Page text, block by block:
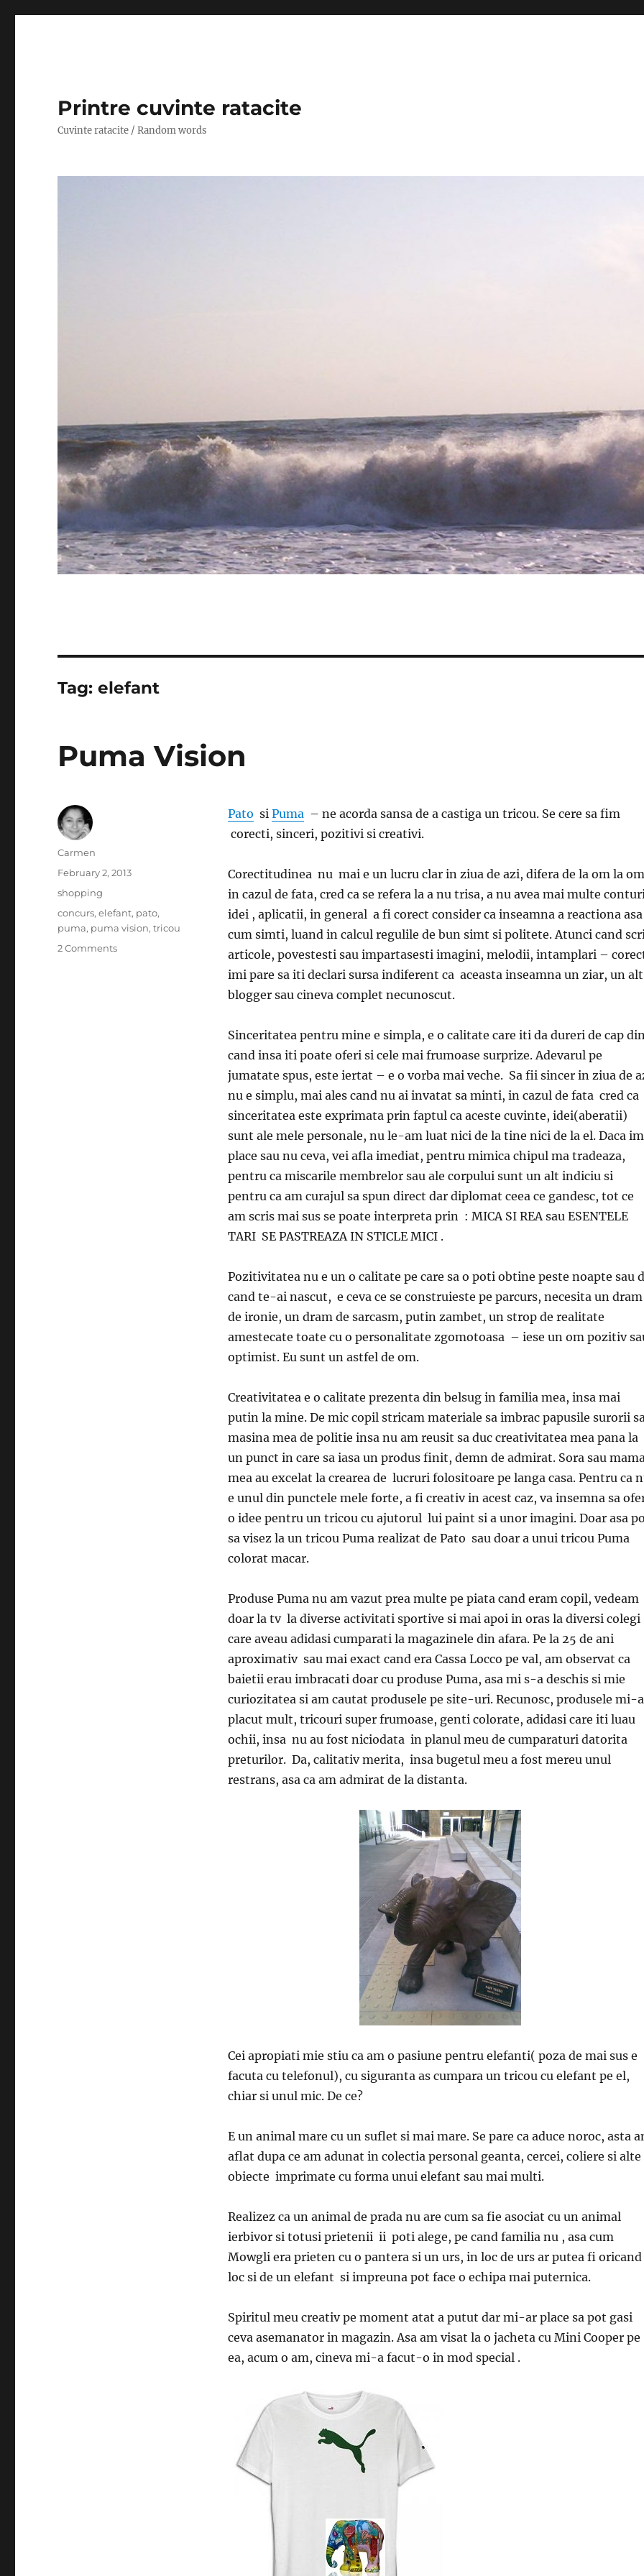
Printre cuvinte ratacite
Cuvinte ratacite / Random words
Tag:elefant
Puma Vision
Pato si Puma– ne acorda sansa de a castiga un tricou. Se cere sa fim
corecti, sinceri, pozitivi si creativi.
Corectitudinea nu mai e un lucru clar in ziua de azi, difera de la om la
in cazul de fata, cred ca se refera la a nu trisa, a nu avea mai multe
idei , aplicatii, in general a fi corect consider ca inseamna a reactiona asa
cum simti, luand in calcul regulile de bun simt si politete. Atunci cand
articole, povestesti sau impartasesti imagini, melodii, intamplari –
imi pare sa iti declari sursa indiferent ca aceasta inseamna un ziar, un alt
blogger sau cineva complet necunoscut.
Sinceritatea pentru mine e simpla, e o calitate care iti da dureri de cap
cand insa iti poate oferi si cele mai frumoase surprize. Adevarul pe
jumatate spus, este iertat – e o vorba mai veche. Sa fii sincer in ziua de
nu e simplu, mai ales cand nu ai invatat sa minti, in cazul de fata cred ca
sinceritatea este exprimata prin faptul ca aceste cuvinte, idei(aberatii)
sunt ale mele personale, nu le-am luat nici de la tine nici de la el. Daca
place sau nu ceva, vei afla imediat, pentru mimica chipul ma tradeaza,
pentru ca miscarile membrelor sau ale corpului sunt un alt indiciu si
pentru ca am curajul sa spun direct dar diplomat ceea ce gandesc, tot ce
am scris mai sus se poate interpreta prin : MICA SI REA sau ESENTELE
TARI SE PASTREAZA IN STICLE MICI .
Pozitivitatea nu e un o calitate pe care sa o poti obtine peste noapte sau
cand te-ai nascut, e ceva ce se construieste pe parcurs, necesita un dram
de ironie, un dram de sarcasm, putin zambet, un strop de realitate
amestecate toate cu o personalitate zgomotoasa – iese un om pozitiv
optimist. Eu sunt un astfel de om.
Creativitatea e o calitate prezenta din belsug in familia mea, insa mai
putin la mine. De mic copil stricam materiale sa imbrac papusile surorii
masina mea de politie insa nu am reusit sa duc creativitatea mea pana la
un punct in care sa iasa un produs finit, demn de admirat. Sora sau
mea au excelat la crearea de lucruri folositoare pe langa casa. Pentru ca
e unul din punctele mele forte, a fi creativ in acest caz, va insemna sa
o idee pentru un tricou cu ajutorul lui paint si a unor imagini. Doar asa
sa visez la un tricou Puma realizat de Pato sau doar a unui tricou Puma
colorat macar.
Produse Puma nu am vazut prea multe pe piata cand eram copil, vedeam
doar la tv la diverse activitati sportive si mai apoi in oras la diversi colegi
care aveau adidasi cumparati la magazinele din afara. Pe la 25 de ani
aproximativ sau mai exact cand era Cassa Locco pe val, am observat ca
baietii erau imbracati doar cu produse Puma, asa mi s-a deschis si mie
curiozitatea si am cautat produsele pe site-uri. Recunosc, produsele mi-
placut mult, tricouri super frumoase, genti colorate, adidasi care iti luau
ochii, insa nu au fost niciodata in planul meu de cumparaturi datorita
preturilor. Da, calitativ merita, insa bugetul meu a fost mereu unul
restrans, asa ca am admirat de la distanta.
Cei apropiati mie stiu ca am o pasiune pentru elefanti( poza de mai sus e
facuta cu telefonul), cu siguranta as cumpara un tricou cu elefant pe el,
chiar si unul mic. De ce?
E un animal mare cu un suflet si mai mare. Se pare ca aduce noroc, asta
aflat dupa ce am adunat in colectia personal geanta, cercei, coliere si alte
obiecte imprimate cu forma unui elefant sau mai multi.
Realizez ca un animal de prada nu are cum sa fie asociat cu un animal
ierbivor si totusi prietenii ii poti alege, pe cand familia nu , asa cum
Mowgli era prieten cu o pantera si un urs, in loc de urs ar putea fi oricand
loc si de un elefant si impreuna pot face o echipa mai puternica.
Spiritul meu creativ pe moment atat a putut dar mi-ar place sa pot gasi
ceva asemanator in magazin. Asa am visat la o jacheta cu Mini Cooper pe
ea, acum o am, cineva mi-a facut-o in mod special .
Author
Carmen
Posted
on
February 2, 2013
Categories
shopping
Tags
concurs,elefant, pato,
puma, puma vision,tricou
2 Commentson